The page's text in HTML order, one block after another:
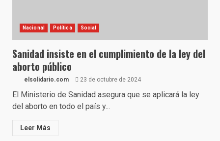
Nacional Política Social
Sanidad insiste en el cumplimiento de la ley del
aborto público
elsolidario.com 23 de octubre de 2024
El Ministerio de Sanidad asegura que se aplicará la ley
del aborto en todo el país y...
Leer Más